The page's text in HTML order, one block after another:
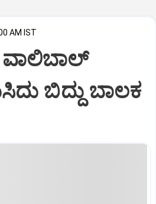
AM IST
ವಾಲಿಬಾಲ್
ಬಿದ್ದು ಬಾಲಕ